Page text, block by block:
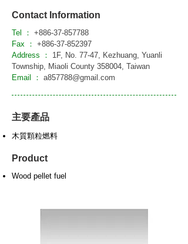
Contact Information
Tel ： +886-37-857788
Fax ： +886-37-852397
Address ： 1F, No. 77-47, Kezhuang, Yuanli
Township, Miaoli County 358004, Taiwan
Email ： a857788@gmail.com
主要產品
木質顆粒燃料
Product
Wood pellet fuel